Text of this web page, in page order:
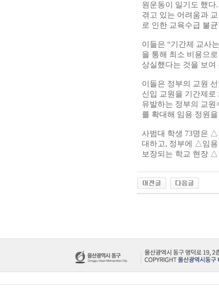
원운동이 일기도 했
겪고 있는 어려움과
로 인한 교육수급 불
이들은 “기간제 교사
을 통해 최소 비용으
상실했다는 것을 보여
이들은 정부의 교원
신입 교원을 기간제로
유발하는 정부의 교원
를 확대해 임용 정원
사범대 학생 73명은
대하고, 정부에 △임
보장되는 학교 현장